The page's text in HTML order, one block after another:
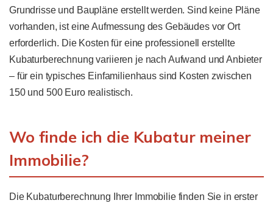
Grundrisse und Baupläne erstellt werden. Sind keine Pläne
vorhanden, ist eine Aufmessung des Gebäudes vor Ort
erforderlich. Die Kosten für eine professionell erstellte
Kubaturberechnung variieren je nach Aufwand und Anbieter
– für ein typisches Einfamilienhaus sind Kosten zwischen
150 und 500 Euro realistisch.
Wo finde ich die Kubatur meiner
Immobilie?
Die Kubaturberechnung Ihrer Immobilie finden Sie in erster